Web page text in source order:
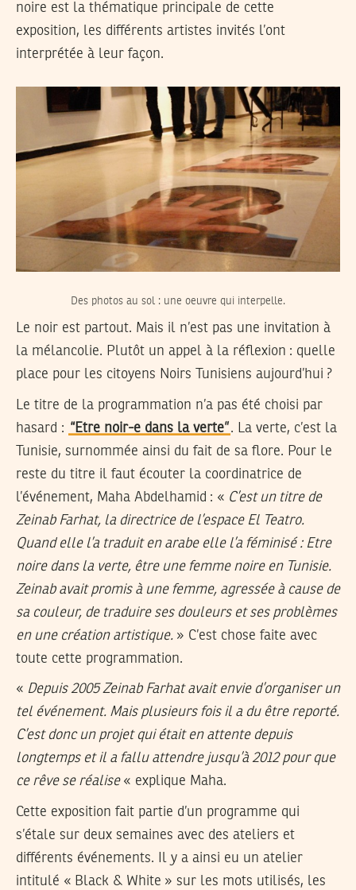
noire est la thématique principale de cette
exposition, les différents artistes invités l’ont
interprétée à leur façon.
Des photos au sol : une oeuvre qui interpelle.
Le noir est partout. Mais il n’est pas une invitation à
la mélancolie. Plutôt un appel à la réflexion : quelle
place pour les citoyens Noirs Tunisiens aujourd’hui ?
Le titre de la programmation n’a pas été choisi par
hasard : “Etre noir-e dans la verte”. La verte, c’est la
Tunisie, surnommée ainsi du fait de sa flore. Pour le
reste du titre il faut écouter la coordinatrice de
l’événement, Maha Abdelhamid : « C’est un titre de
Zeinab Farhat, la directrice de l’espace El Teatro.
Quand elle l’a traduit en arabe elle l’a féminisé : Etre
noire dans la verte, être une femme noire en Tunisie.
Zeinab avait promis à une femme, agressée à cause de
sa couleur, de traduire ses douleurs et ses problèmes
en une création artistique. » C’est chose faite avec
toute cette programmation.
« Depuis 2005 Zeinab Farhat avait envie d’organiser un
tel événement. Mais plusieurs fois il a du être reporté.
C’est donc un projet qui était en attente depuis
longtemps et il a fallu attendre jusqu’à 2012 pour que
ce rêve se réalise« explique Maha.
Cette exposition fait partie d’un programme qui
s’étale sur deux semaines avec des ateliers et
différents événements. Il y a ainsi eu un atelier
intitulé « Black & White » sur les mots utilisés, les